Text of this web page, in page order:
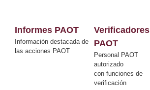
Informes PAOT
Información destacada de
las acciones PAOT
Verificadores
PAOT
Personal PAOT
autorizado
con funciones de
verificación